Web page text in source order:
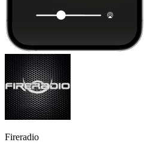
Fireradio